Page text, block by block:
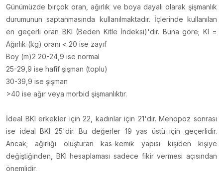
Günümüzde birçok oran, ağırlık ve boya dayalı olarak şişmanlık
durumunun saptanmasında kullanılmaktadır. İçlerinde kullanılan
en geçerli oran BKI (Beden Kitle İndeksi)'dır. Buna göre; KI =
Ağırlık (kg) oranı < 20 ise zayıf
Boy (m)2 20-24,9 ise normal
25-29,9 ise hafif şişman (toplu)
30-39,9 ise şişman
>40 ise ağır veya morbid şişmanlıktır.
İdeal BKI erkekler için 22, kadınlar için 21'dir. Menopoz sonrası
ise ideal BKI 25'dir. Bu değerler 19 yas üstü için geçerlidir.
Ancak; ağırlığı oluşturan kas-kemik yapısı kişiden kişiye
değiştiğinden, BKI hesaplaması sadece fikir vermesi açısından
önemlidir.